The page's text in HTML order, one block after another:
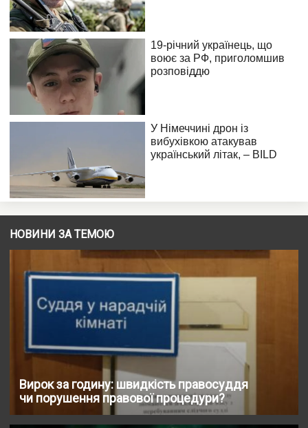
НОВИНИ ЗА ТЕМОЮ
Вирок за годину: швидкість правосуддя
чи порушення правової процедури?